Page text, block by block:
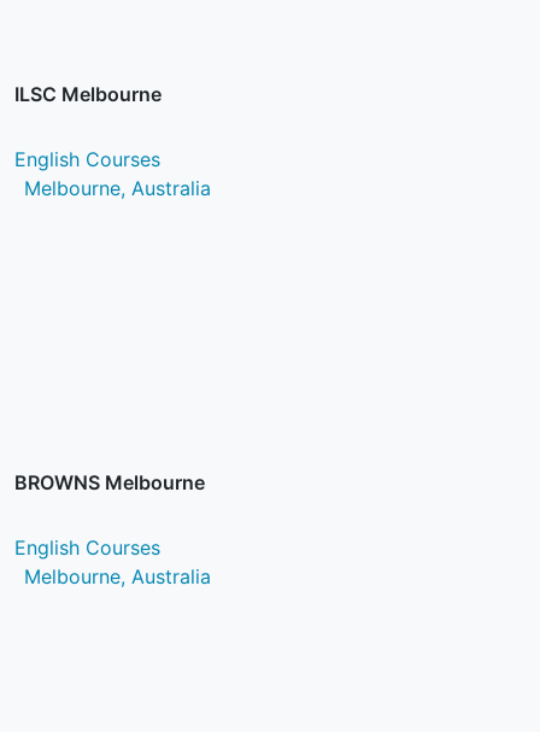
ILSC Melbourne
English Courses
Melbourne, Australia
BROWNS Melbourne
English Courses
Melbourne, Australia